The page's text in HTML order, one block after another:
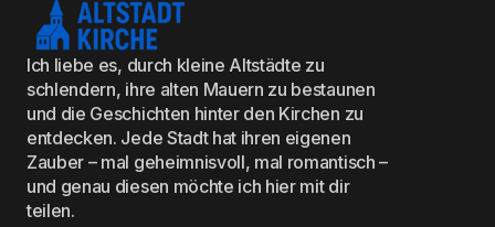
Ich liebe es, durch kleine Altstädte zu
schlendern, ihre alten Mauern zu bestaunen
und die Geschichten hinter den Kirchen zu
entdecken. Jede Stadt hat ihren eigenen
Zauber – mal geheimnisvoll, mal romantisch –
und genau diesen möchte ich hier mit dir
teilen.